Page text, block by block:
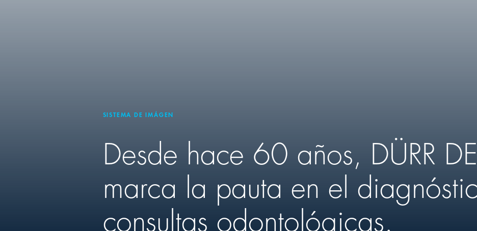
SISTEMA DE IMÁGEN
Desde hace 60 años, DÜRR
marca la pauta en el
consultas odontológicas.